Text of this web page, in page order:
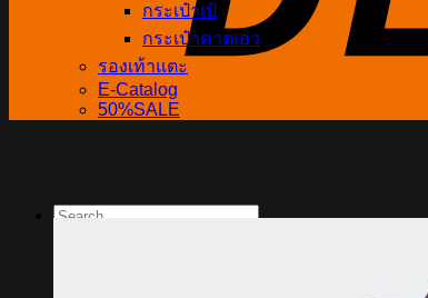
Search
กระเป๋าเป้
กระเป๋าคาดเอว
รองเท้าแตะ
E-Catalog
50%SALE